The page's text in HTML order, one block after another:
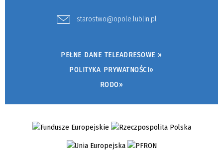
starostwo@opole.lublin.pl
PEŁNE DANE TELEADRESOWE »
POLITYKA PRYWATNOŚCI»
RODO»